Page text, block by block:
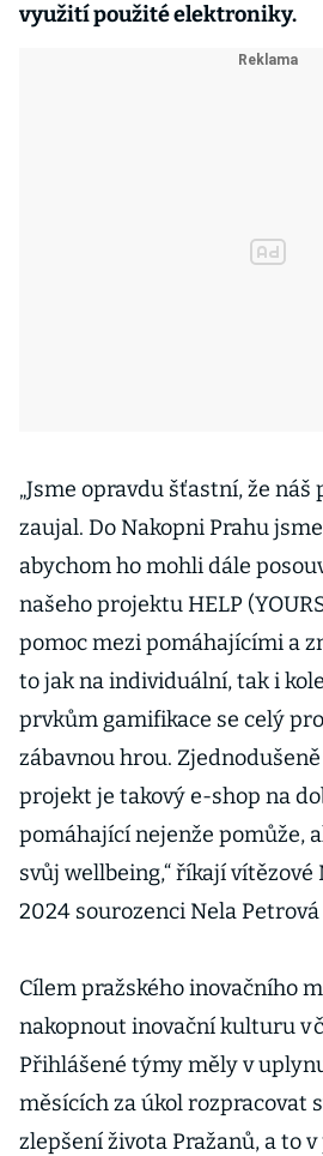
využití použité elektroniky.
„Jsme opravdu šťastní, že
zaujal. Do Nakopni Prahu
abychom ho mohli dále
našeho projektu HELP
pomoc mezi pomáhajícími a
to jak na individuální, tak i
prvkům gamifikace se celý
zábavnou hrou.
projekt je takový e-shop na
pomáhající nejenže pomůže,
svůj wellbeing,“ říkají vítězové
2024 sourozenci Nela Petrová
Cílem pražského inovačního
nakopnout inovační kulturu v
Přihlášené týmy měly v
měsících za úkol rozpracovat
zlepšení života Pražanů, a to